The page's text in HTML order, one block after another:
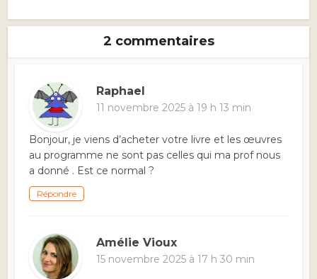
2 commentaires
Raphael
11 novembre 2025 à 19 h 13 min
Bonjour, je viens d’acheter votre livre et les œuvres
au programme ne sont pas celles qui ma prof nous
a donné . Est ce normal ?
Répondre
Amélie Vioux
15 novembre 2025 à 17 h 30 min